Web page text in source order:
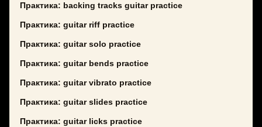
Практика: backing tracks guitar practice
Практика: guitar riff practice
Практика: guitar solo practice
Практика: guitar bends practice
Практика: guitar vibrato practice
Практика: guitar slides practice
Практика: guitar licks practice